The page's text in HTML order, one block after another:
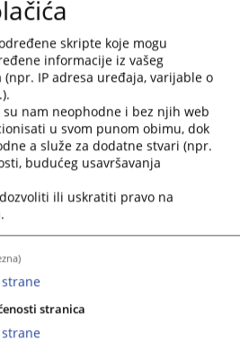
calendar
select
a
date.
Press
the
question
mark
key
keyboard
shortcuts
for
changing
skripte koje mogu
informacije iz vašeg
IP adresa uređaja, varijable o
nam neophodne i bez njih web
u svom punom obimu, dok
a služe za dodatne stvari (npr.
budućeg usavršavanja
ili uskratiti pravo na
stranica